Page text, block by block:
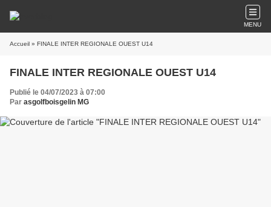
MENU
Accueil » FINALE INTER REGIONALE OUEST U14
FINALE INTER REGIONALE OUEST U14
Publié le 04/07/2023 à 07:00
Par asgolfboisgelin MG